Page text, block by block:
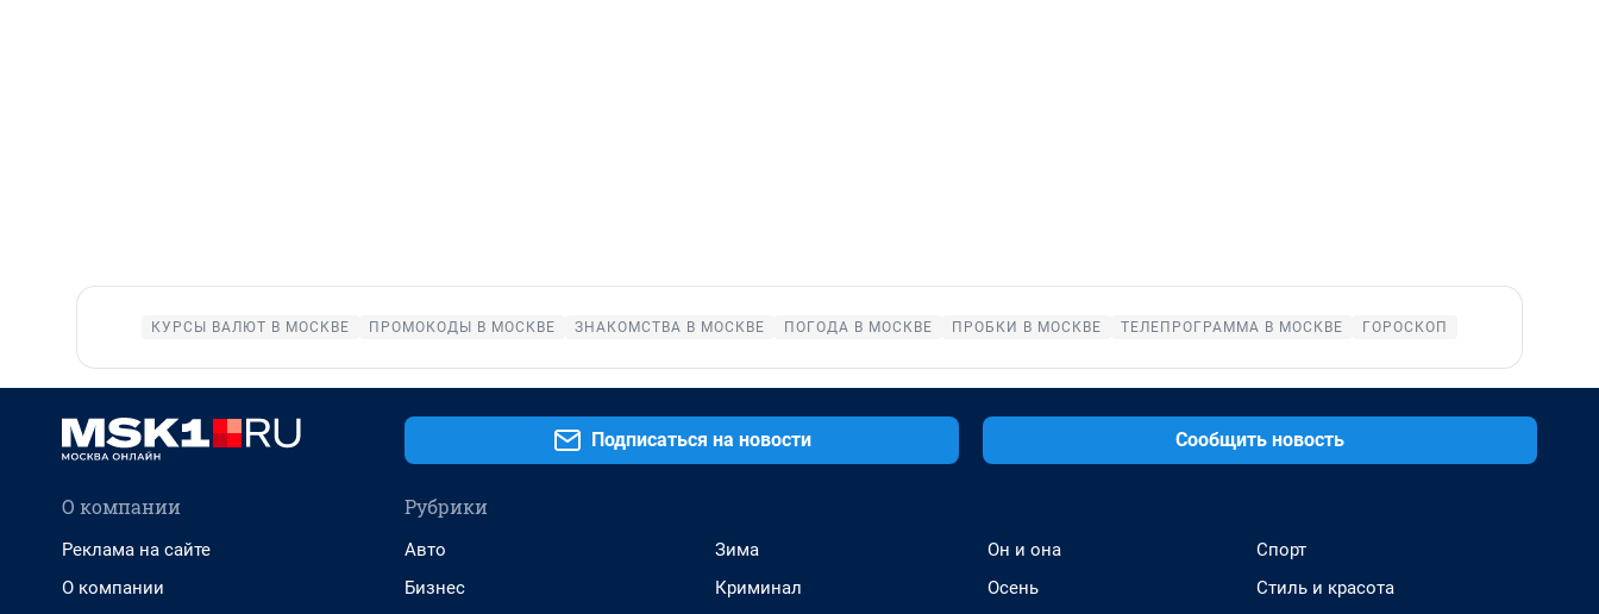
КУРСЫ ВАЛЮТ В МОСКВЕ ПРОМОКОДЫ В МОСКВЕ ЗНАКОМСТВА В МОСКВЕ ПОГОДА В МОСКВЕ ПРОБКИ В МОСКВЕ ТЕЛЕПРОГРАММА В МОСКВЕ ГОРОСКОП
Подписаться на новости Сообщить новость
О компании
Реклама на сайте
О компании
Рубрики
Авто
Бизнес
Зима
Криминал
Он и она
Осень
Спорт
Стиль и красота